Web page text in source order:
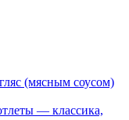
(мясным соусом)
— классика,